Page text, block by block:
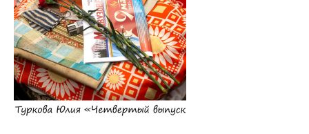
Сроки вступительной кампании 2026
План приема в ВГМУ 2026
Количество поданных заявлений и конкурс 2026
Порядок приема в ВГМУ 2026
Нормативная документация